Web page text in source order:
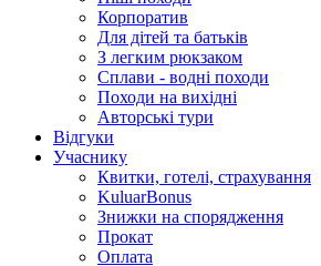
Корпоратив
Для дітей та батьків
З легким рюкзаком
Сплави - водні походи
Походи на вихідні
Авторські тури
Відгуки
Учаснику
Квитки, готелі, страхування
KuluarBonus
Знижки на спорядження
Прокат
Оплата